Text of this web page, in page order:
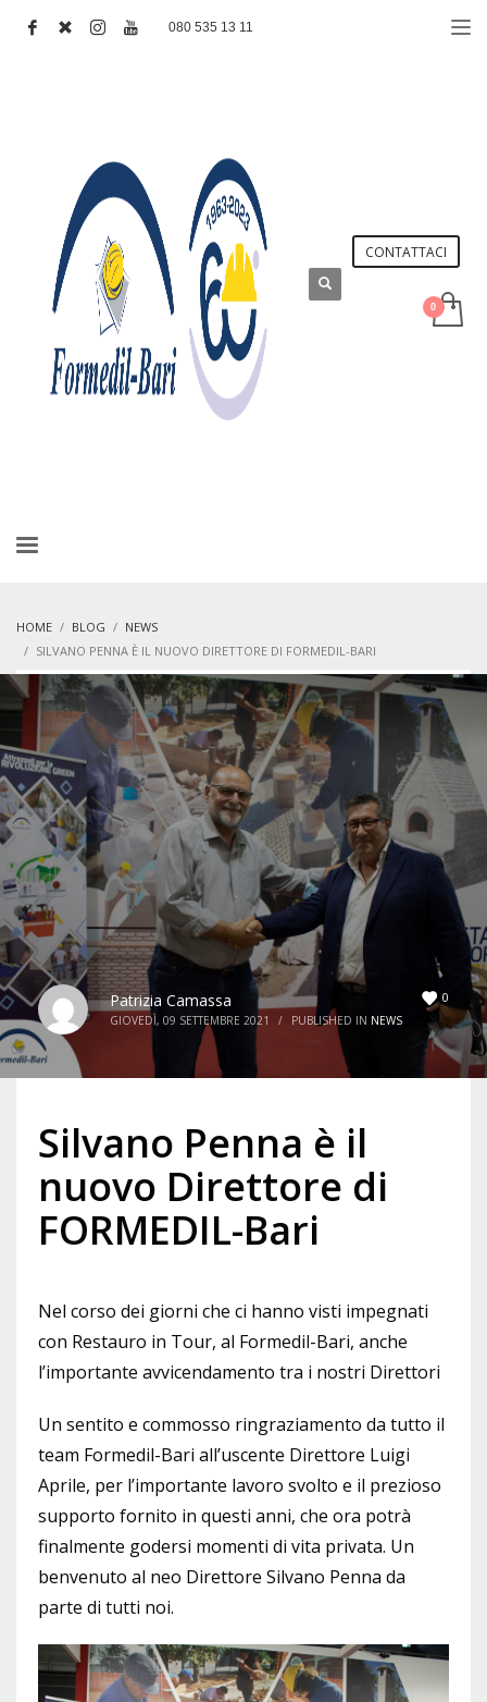
080 535 13 11
CONTATTACI
HOME BLOG
NEWS
SILVANO PENNA È IL NUOVO DIRETTORE DI FORMEDIL-BARI
0
Patrizia Camassa
GIOVEDÌ, 09 SETTEMBRE 2021 / PUBLISHED IN NEWS
Silvano Penna è il
nuovo Direttore di
FORMEDIL-Bari
Nel corso dei giorni che ci hanno visti impegnati
con Restauro in Tour, al Formedil-Bari, anche
l’importante avvicendamento tra i nostri Direttori
Un sentito e commosso ringraziamento da tutto il
team Formedil-Bari all’uscente Direttore Luigi
Aprile, per l’importante lavoro svolto e il prezioso
supporto fornito in questi anni, che ora potrà
finalmente godersi momenti di vita privata. Un
benvenuto al neo Direttore Silvano Penna da
parte di tutti noi.